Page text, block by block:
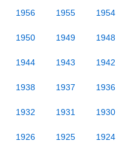
1956 1955 1954
1950 1949 1948
1944 1943 1942
1938 1937 1936
1932 1931 1930
1926 1925 1924